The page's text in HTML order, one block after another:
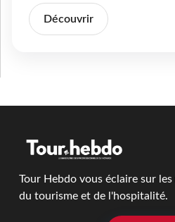
Découvrir
Tour Hebdo vous éclaire sur
du tourisme et de l'hospitalité.